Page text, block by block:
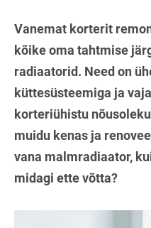
Vanemat korterit
kõike oma tahtmise
radiaatorid. Need on
küttesüsteemiga ja
korteriühistu
muidu kenas ja
vana malmradiaator,
midagi ette võtta?